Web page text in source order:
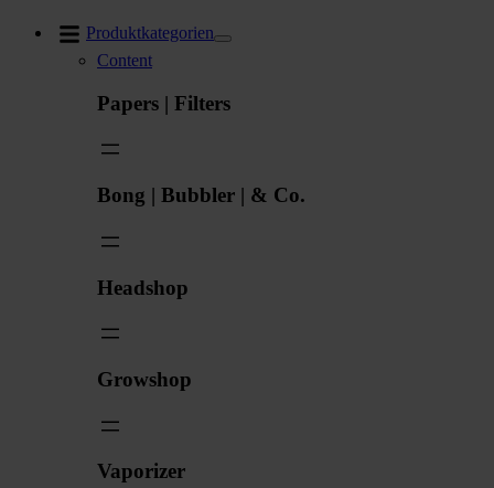
Produktkategorien
Content
Papers | Filters
Bong | Bubbler | & Co.
Headshop
Growshop
Vaporizer